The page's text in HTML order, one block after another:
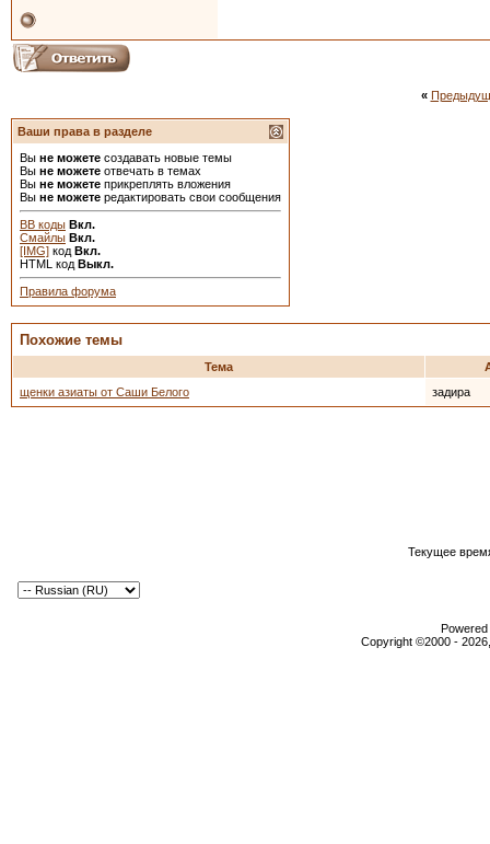
«
Ваши права в разделе
Вы не можете создавать новые темы
Вы не можете отвечать в темах
Вы не можете прикреплять вложения
Вы не можете редактировать свои сообщения
BB коды Вкл.
Смайлы Вкл.
[IMG] код Вкл.
HTML код Выкл.
Правила форума
Похожие темы
Тема
щенки азиаты от Саши Белого
задира
Текущее
Copyright ©2000 -